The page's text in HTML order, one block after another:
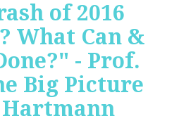
of 2016
What Can &
- Prof.
Big Picture